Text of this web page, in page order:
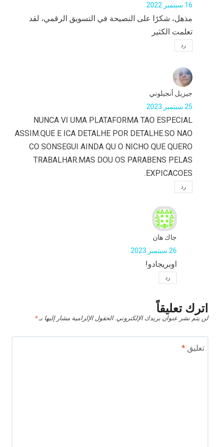
16 سبتمبر 2022
مذهل، شكرًا على النصيحة في التسويق الرقمي، لقد
تعلمت الكثير
رد
جيزيل أنجيلوني
25 سبتمبر 2023
NUNCA VI UMA PLATAFORMA TAO ESPECIAL
ASSIM.QUE E ICA DETALHE POR DETALHE.SO NAO
CO SONSEGUI AINDA QU O NICHO QUE QUERO
TRABALHAR.MAS DOU OS PARABENS PELAS
EXPICACOES.
رد
جاك هان
26 سبتمبر 2023
اوبريجادو!
رد
اترك تعليقاً
لن يتم نشر عنوان بريدك الإلكتروني. الحقول الإلزامية مشار إليها بـ*
تعليق *